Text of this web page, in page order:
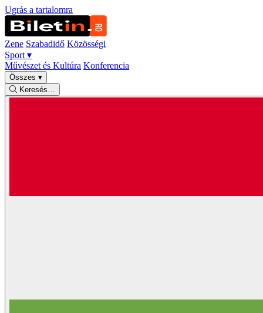
Ugrás a tartalomra
Zene Szabadidő Közösségi
Sport ▾
Művészet és Kultúra Konferencia
Összes ▾
Keresés…